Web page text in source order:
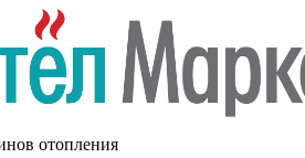
отопления